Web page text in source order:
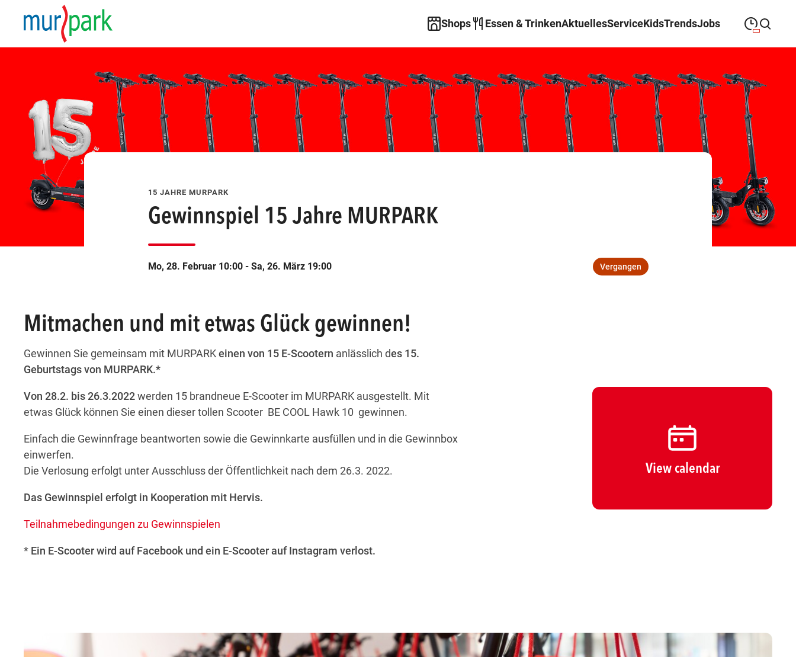
Shops Essen & TrinkenAktuellesServiceKidsTrendsJobs
Suche schließenMontag
Dienstag
DIENSTAG —
Mittwoch
MITTWOCH — 19:30
—19:30
09:00—19:30
09:00 —18:00
15 JAHRE MURPARK
Gewinnspiel 15 Jahre MURPARK
Mo, 28. Februar 10:00 - Sa, 26. März 19:00 Vergangen
Mitmachen und mit etwas Glück gewinnen!
Gewinnen Sie gemeinsam mit MURPARKeinen von 15 E-Scootern anlässlich des 15.
Geburtstags von MURPARK.*
Von 28.2. bis 26.3.2022werden 15 brandneue E-Scooter im MURPARK ausgestellt. Mit
etwas Glück können Sie einen dieser tollen Scooter BE COOL Hawk 10 gewinnen.
Einfach die Gewinnfrage beantworten sowie die Gewinnkarte ausfüllen und in die Gewinnbox
einwerfen.
Die Verlosung erfolgt unter Ausschluss der Öffentlichkeit nach dem 26.3. 2022.
Das Gewinnspiel erfolgt in Kooperation mit Hervis.
Teilnahmebedingungen zu Gewinnspielen
* Ein E-Scooter wird auf Facebook und ein E-Scooter auf Instagram verlost.
View calendar
Tag finden Veranstaltungen statt
Tag finden Veranstaltungen statt
statt statt
Veranstaltungen statt
Tag finden Veranstaltungen statt
statt statt
Veranstaltungen statt
Tag finden Veranstaltungen statt